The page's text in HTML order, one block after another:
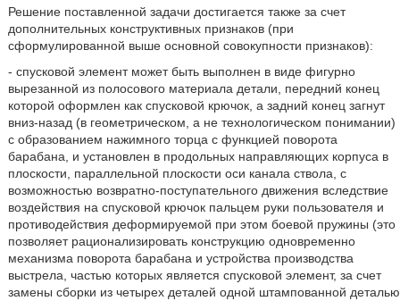
Решение поставленной задачи достигается также за счет
дополнительных конструктивных признаков (при
сформулированной выше основной совокупности признаков):
- спусковой элемент может быть выполнен в виде фигурно
вырезанной из полосового материала детали, передний конец
которой оформлен как спусковой крючок, а задний конец загнут
вниз-назад (в геометрическом, а не технологическом понимании)
с образованием нажимного торца с функцией поворота
барабана, и установлен в продольных направляющих корпуса в
плоскости, параллельной плоскости оси канала ствола, с
возможностью возвратно-поступательного движения вследствие
воздействия на спусковой крючок пальцем руки пользователя и
противодействия деформируемой при этом боевой пружины (это
позволяет рационализировать конструкцию одновременно
механизма поворота барабана и устройства производства
выстрела, частью которых является спусковой элемент, за счет
замены сборки из четырех деталей одной штампованной деталью